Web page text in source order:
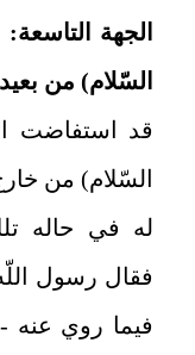
الجهة
السّلام) من
قد استفاضت
السّلام) من
له في حاله
فقال رسول
فيما روي عنه